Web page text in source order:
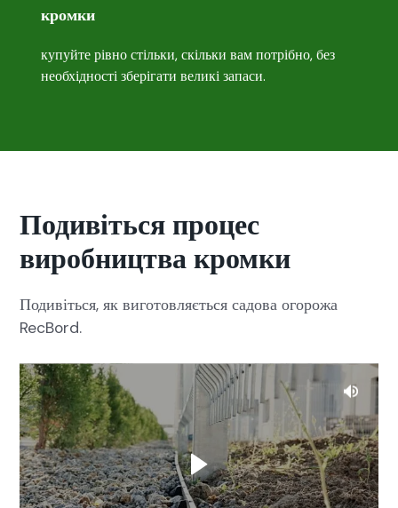
кромки
купуйте рівно стільки, скільки вам потрібно, без
необхідності зберігати великі запаси.
Подивіться процес
виробництва кромки
Подивіться, як виготовляється садова огорожа
RecBord.